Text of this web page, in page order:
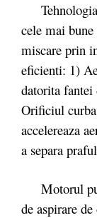
Tehnologia
cele mai
miscare prin
eficienti: 1)
datorita fantei
Orificiul
accelereaza
a separa
Motorul
de aspirare